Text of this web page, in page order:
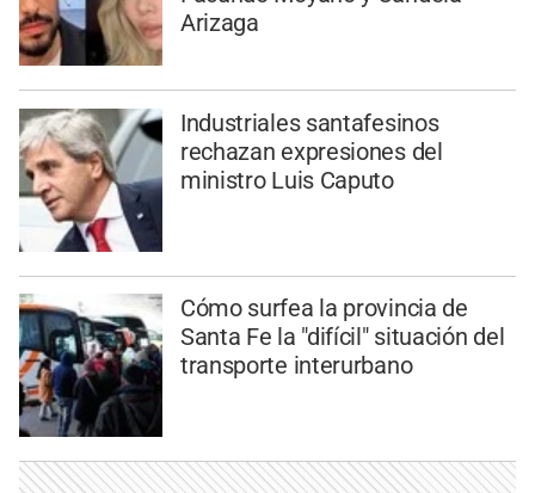
Arizaga
Industriales santafesinos
rechazan expresiones del
ministro Luis Caputo
Cómo surfea la provincia de
Santa Fe la "difícil" situación del
transporte interurbano